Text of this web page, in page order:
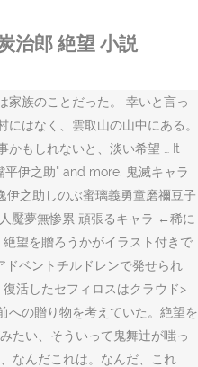
治郎 絶望 小説
家族のことだった。 幸いと言っ
はなく、雲取山の山中にある。
かもしれないと、淡い希望 … It
伊之助" and more. 鬼滅キャラ
伊之助しのぶ蜜璃義勇童磨禰豆子
魘夢無惨累 頑張るキャラ ←稀に
望を贈ろうかがイラスト付きで
ドベントチルドレンで発せられ
活したセフィロスはクラウド>
への贈り物を考えていた。絶望を
たい、そういって鬼舞辻が嗤っ
なんだこれは。なんだ、これ